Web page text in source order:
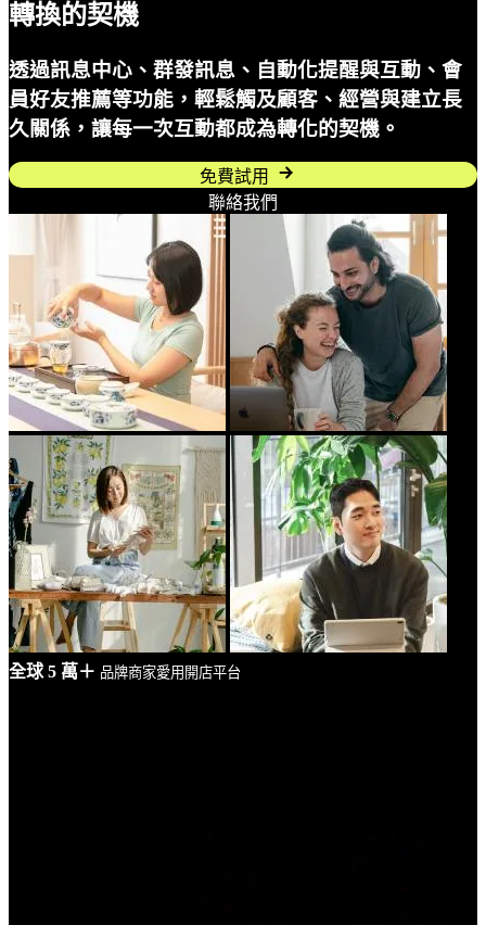
轉換的契機
透過訊息中心、群發訊息、自動化提醒與互動、會
員好友推薦等功能，輕鬆觸及顧客、經營與建立長
久關係，讓每一次互動都成為轉化的契機。
免費試用
聯絡我們
全球 5 萬＋ 品牌商家愛用開店平台